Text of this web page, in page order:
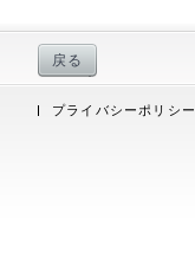
戻る
プライバシーポリシー